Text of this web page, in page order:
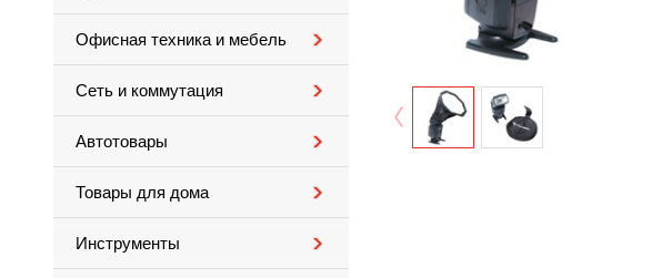
Офисная техника и мебель
Сеть и коммутация
Автотовары
Товары для дома
Инструменты